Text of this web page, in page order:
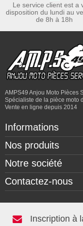
Le service client est a
disposition du lundi au
de 8h à 18h
AMPS49 Anjou Moto Pièces
Spécialiste de la pièce moto
Vente en ligne depuis 2014
Informations
Nos produits
Notre société
Contactez-nous
Inscription à